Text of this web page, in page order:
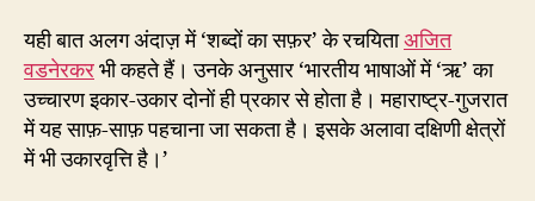
यही बात अलग अंदाज़ में ‘शब्दों का सफ़र’ के रचयिताअजित
वडनेरकरभी कहते हैं। उनके अनुसार ‘भारतीय भाषाओं में ‘ऋ’ का
उच्चारण इकार-उकार दोनों ही प्रकार से होता है। महाराष्ट्र-गुजरात
में यह साफ़-साफ़ पहचाना जा सकता है। इसके अलावा दक्षिणी क्षेत्रों
में भी उकारवृत्ति है।’